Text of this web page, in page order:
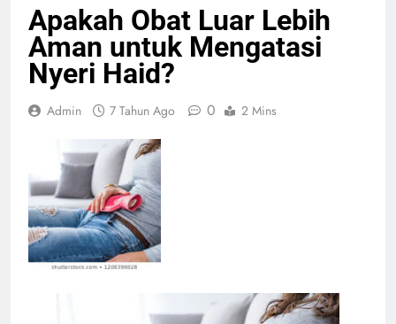
Apakah Obat Luar Lebih
Aman untuk Mengatasi
Nyeri Haid?
Admin 7 Tahun Ago 0 2 Mins